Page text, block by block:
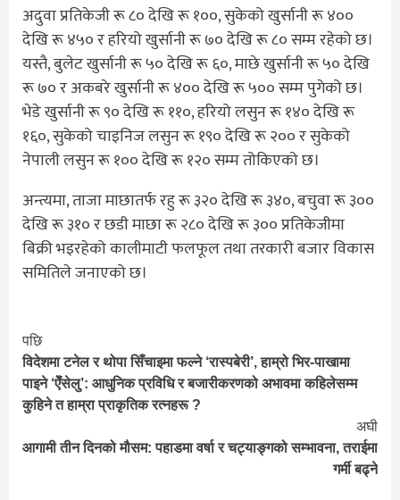
अदुवा प्रतिकेजी रू ८० देखि रू १००, सुकेको खुर्सानी रू ४००
देखि रू ४५० र हरियो खुर्सानी रू ७० देखि रू ८० सम्म रहेको छ।
यस्तै, बुलेट खुर्सानी रू ५० देखि रू ६०, माछे खुर्सानी रू ५० देखि
रू ७० र अकबरे खुर्सानी रू ४०० देखि रू ५०० सम्म पुगेको छ।
भेडे खुर्सानी रू ९० देखि रू ११०, हरियो लसुन रू १४० देखि रू
१६०, सुकेको चाइनिज लसुन रू १९० देखि रू २०० र सुकेको
नेपाली लसुन रू १०० देखि रू १२० सम्म तोकिएको छ।
अन्त्यमा, ताजा माछातर्फ रहु रू ३२० देखि रू ३४०, बचुवा रू ३००
देखि रू ३१० र छडी माछा रू २८० देखि रू ३०० प्रतिकेजीमा
बिक्री भइरहेको कालीमाटी फलफूल तथा तरकारी बजार विकास
समितिले जनाएको छ।
Continue
Reading
पछि
विदेशमा टनेल र थोपा सिँचाइमा फल्ने ‘रास्पबेरी’, हाम्रो भिर-पाखामा
पाइने ‘ऐँसेलु’: आधुनिक प्रविधि र बजारीकरणको अभावमा कहिलेसम्म
कुहिने त हाम्रा प्राकृतिक रत्नहरू ?
अघी
आगामी तीन दिनको मौसम: पहाडमा वर्षा र चट्याङ्गको सम्भावना, तराईमा
गर्मी बढ्ने